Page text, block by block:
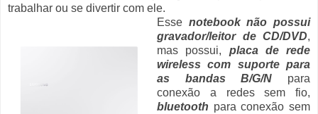
trabalhar ou se divertir com ele.
Esse notebook não possui
gravador/leitor de CD/DVD,
mas possui, placa de rede
wireless com suporte para
as bandas B/G/N para
conexão a redes sem fio,
bluetooth para conexão sem